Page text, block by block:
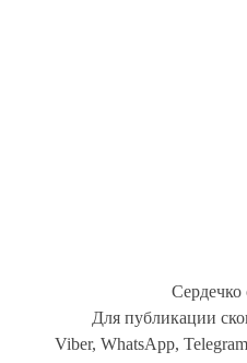
Для публикации
Viber, WhatsApp,